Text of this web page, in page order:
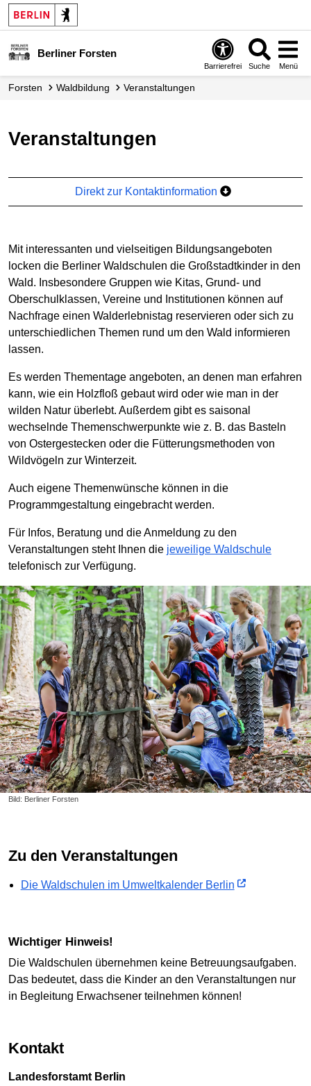
Berliner Forsten
Barrierefrei Suche Menü
Forsten Waldbildung Veranstaltungen
Veranstaltungen
Direkt zur Kontaktinformation
Bild: Berliner Forsten
Mit interessanten und vielseitigen Bildungsangeboten
locken die Berliner Waldschulen die Großstadtkinder in den
Wald. Insbesondere Gruppen wie Kitas, Grund- und
Oberschulklassen, Vereine und Institutionen können auf
Nachfrage einen Walderlebnistag reservieren oder sich zu
unterschiedlichen Themen rund um den Wald informieren
lassen.
Es werden Thementage angeboten, an denen man erfahren
kann, wie ein Holzfloß gebaut wird oder wie man in der
wilden Natur überlebt. Außerdem gibt es saisonal
wechselnde Themenschwerpunkte wie z. B. das Basteln
von Ostergestecken oder die Fütterungsmethoden von
Wildvögeln zur Winterzeit.
Auch eigene Themenwünsche können in die
Programmgestaltung eingebracht werden.
Für Infos, Beratung und die Anmeldung zu den
Veranstaltungen steht Ihnen die jeweilige Waldschule
telefonisch zur Verfügung.
Zu den Veranstaltungen
Die Waldschulen im Umweltkalender Berlin
Wichtiger Hinweis!
Die Waldschulen übernehmen keine Betreuungsaufgaben.
Das bedeutet, dass die Kinder an den Veranstaltungen nur
in Begleitung Erwachsener teilnehmen können!
Kontakt
Landesforstamt Berlin